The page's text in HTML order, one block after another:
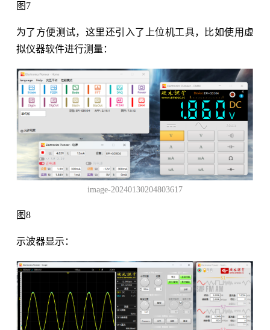
图7
为了方便测试，这里还引入了上位机工具，比如使用虚
拟仪器软件进行测量：
image-20240130204803617
图8
示波器显示：